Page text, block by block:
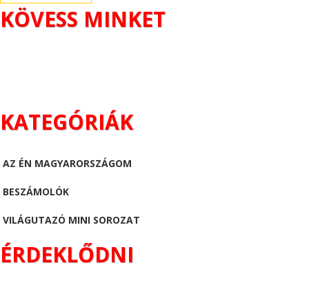
KÖVESS MINKET
KATEGÓRIÁK
AZ ÉN MAGYARORSZÁGOM
BESZÁMOLÓK
VILÁGUTAZÓ MINI SOROZAT
ÉRDEKLŐDNI